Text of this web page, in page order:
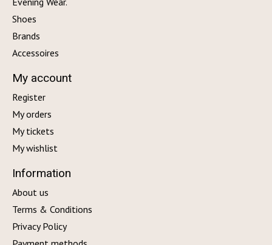
Shoes
Brands
Accessoires
My account
Register
My orders
My tickets
My wishlist
Information
About us
Terms & Conditions
Privacy Policy